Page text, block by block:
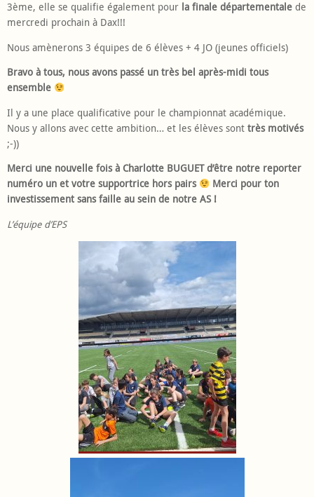
3ème, elle se qualifie également pour la finale départementale de
mercredi prochain à Dax!!!
Nous amènerons 3 équipes de 6 élèves + 4 JO (jeunes officiels)
Bravo à tous, nous avons passé un très bel après-midi tous
ensemble
Il y a une place qualificative pour le championnat académique.
Nous y allons avec cette ambition… et les élèves sont très motivés
;-))
Merci une nouvelle fois à Charlotte BUGUET d’être notre reporter
numéro un et votre supportrice hors pairs
Merci pour ton
investissement sans faille au sein de notre AS !
L’équipe d’EPS